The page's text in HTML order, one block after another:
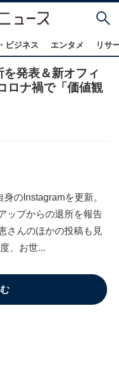
ビジネス エンタメ リサ
発表＆新オフィ
ロナ禍で「価値観
のInstagramを更新。
ップからの退所を報告
さんのほかの投稿も見
、お世...